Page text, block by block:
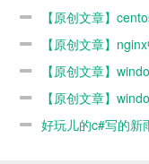
【原创文章】
for defined data type
【原创文章】
【原创文章】
网络”的解决办法
【原创文章】
的原因好玩儿的c#写的新